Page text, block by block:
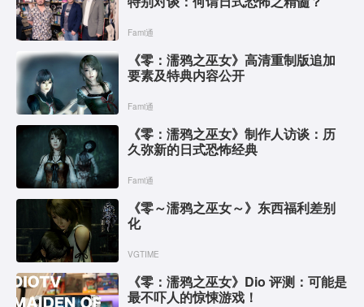
Fami通
《零：濡鸦之巫女》高清重制版追加
要素及特典内容公开
Fami通
《零：濡鸦之巫女》制作人访谈：历
久弥新的日式恐怖经典
Fami通
《零～濡鸦之巫女～》东西福利差别
化
VGTIME
《零：濡鸦之巫女》Dio 评测：可能是
最不吓人的惊悚游戏！